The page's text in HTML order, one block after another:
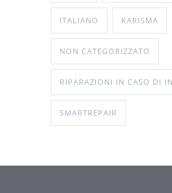
ITALIANO KARISMA
NON CATEGORIZZATO
RIPARAZIONI IN CASO DI
SMARTREPAIR